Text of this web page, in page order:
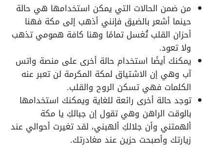
من ضمن الحالات التي يمكن استخدامها هي حالة
حينما أشعر بالضيق فإنني أذهب إلى مكة فهنا
أحزان القلب تُغسل تمامًا وهنا كافة همومي تذهب
ولا تعود.
يمكنك أيضًا استخدام حالة أخرى على منصة واتس
آب وهي إن الاشتياق لمكة المكرمة لن تعبر عنه
الكلمات فهي تسكن الروح والقلب.
توجد حالة أخرى رائعة للغاية ويمكنك استخدامها
بالوقت الراهن وهي تقول إن جبالكِ يا مكة
ألهمتني وأن جلالكِ ألهبني، لقد تغيرت أحوالي عند
زيارتك وأصبحت حزين عند مغادرتك.